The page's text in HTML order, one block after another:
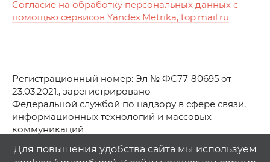
Согласие на обработку персональных данных с
помощью сервисов Yandex.Metrika, top.mail.ru
Регистрационный номер: Эл № ФС77-80695 от
23.03.2021., зарегистрировано
Федеральной службой по надзору в сфере связи,
информационных технологий и массовых
коммуникаций.
© АО Телеканал «Первый Ростовский» (2021-2025)
Для повышения удобства сайта мы используем